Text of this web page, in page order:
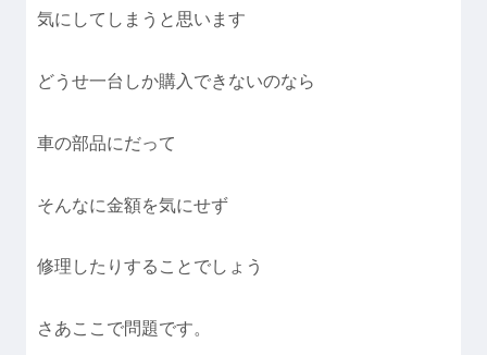
気にしてしまうと思います
どうせ一台しか購入できないのなら
車の部品にだって
そんなに金額を気にせず
修理したりすることでしょう
さあここで問題です。